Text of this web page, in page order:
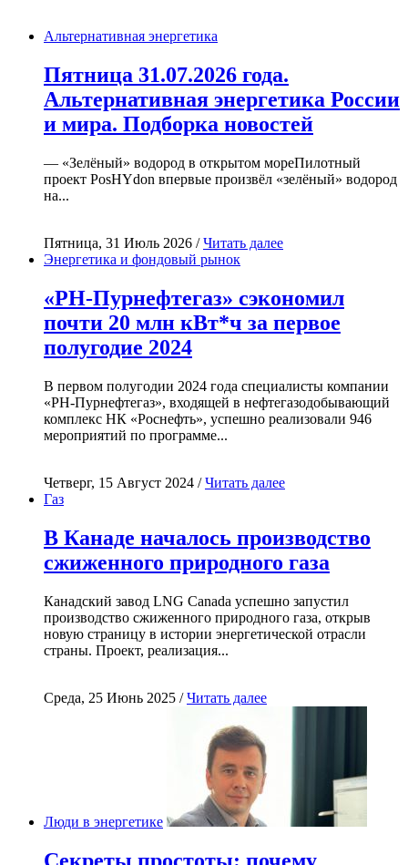
Альтернативная энергетика
Пятница 31.07.2026 года.
Альтернативная энергетика России
и мира. Подборка новостей
— «Зелёный» водород в открытом мореПилотный
проект PosHYdon впервые произвёл «зелёный» водород
на...
Пятница, 31 Июль 2026 /Читать далее
Энергетика и фондовый рынок
«РН-Пурнефтегаз» сэкономил
почти 20 млн кВт*ч за первое
полугодие 2024
В первом полугодии 2024 года специалисты компании
«РН-Пурнефтегаз», входящей в нефтегазодобывающий
комплекс НК «Роснефть», успешно реализовали 946
мероприятий по программе...
Четверг, 15 Август 2024 /Читать далее
Газ
В Канаде началось производство
сжиженного природного газа
Канадский завод LNG Canada успешно запустил
производство сжиженного природного газа, открыв
новую страницу в истории энергетической отрасли
страны. Проект, реализация...
Среда, 25 Июнь 2025 /Читать далее
Люди в энергетике
Секреты простоты: почему